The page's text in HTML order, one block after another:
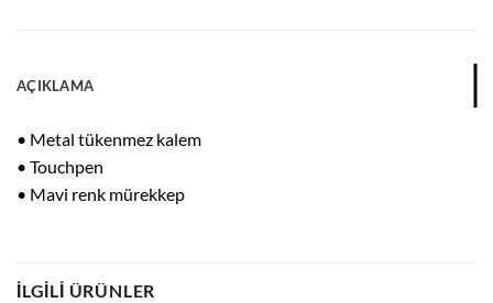
AÇIKLAMA
• Metal tükenmez kalem
• Touchpen
• Mavi renk mürekkep
İLGILI ÜRÜNLER